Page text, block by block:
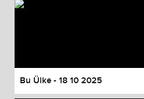
Bu Ülke - 18 10 2025